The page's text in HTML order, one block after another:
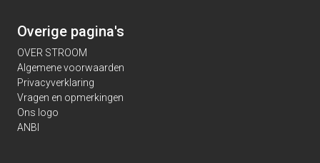
Overige pagina's
OVER STROOM
Algemene voorwaarden
Privacyverklaring
Vragen en opmerkingen
Ons logo
ANBI